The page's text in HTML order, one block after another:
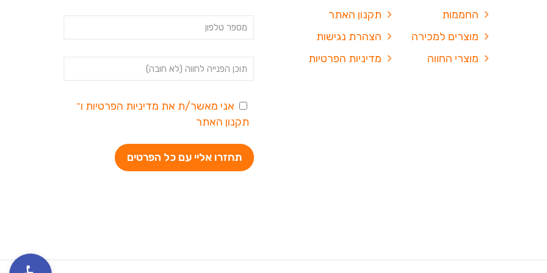
פתח סרגל
תקנון האתר
הצהרת נגישות
מדיניות הפרטיות
החממות
מוצרים למכירה
מוצרי החווה
אני מאשר/ת את מדיניות הפרטיות ו־
תקנון האתר